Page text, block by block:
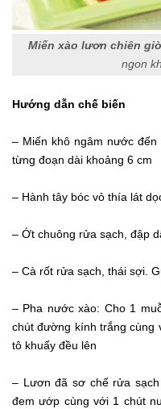
Miến xào lươn chiên
ngon
Hướng dẫn chế biến
– Miến khô ngâm nước
từng đoạn dài khoảng 6 cm
– Hành tây bóc vỏ thía lát
– Ớt chuông rửa sạch, đập
– Cà rốt rửa sạch, thái sợi.
– Pha nước xào: Cho 1
chút đường kính trắng
tô khuấy đều lên
– Lươn đã sơ chế rửa
đem ướp cùng với 1 chút